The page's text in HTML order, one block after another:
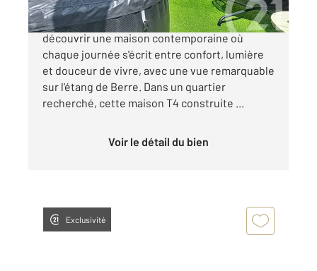
Century 21 Cabinet Corvaja vous invite à
découvrir une maison contemporaine où
chaque journée s'écrit entre confort, lumière
et douceur de vivre, avec une vue remarquable
sur l'étang de Berre. Dans un quartier
recherché, cette maison T4 construite ...
Voir le détail du bien
Exclusivité